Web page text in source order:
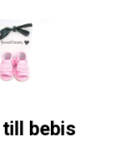
bebis